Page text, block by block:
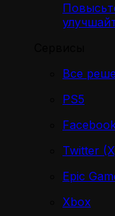
Все
PS5
Twitter
Epic
Xbox